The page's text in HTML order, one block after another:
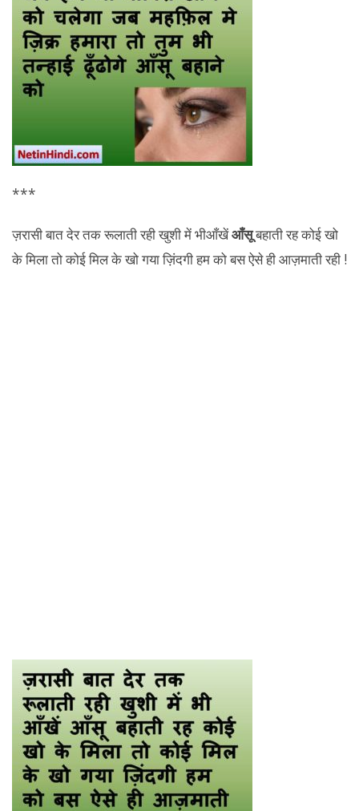
***
ज़रासी बात देर तक रूलाती रही खुशी में भीआँखेंआँसूबहाती रह कोई खो
के मिला तो कोई मिल के खो गया ज़िंदगी हम को बस ऐसे ही आज़माती रही !